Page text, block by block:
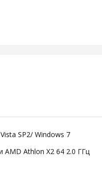
SP2/ Windows 7
AMD Athlon X2 64 2.0 ГГц